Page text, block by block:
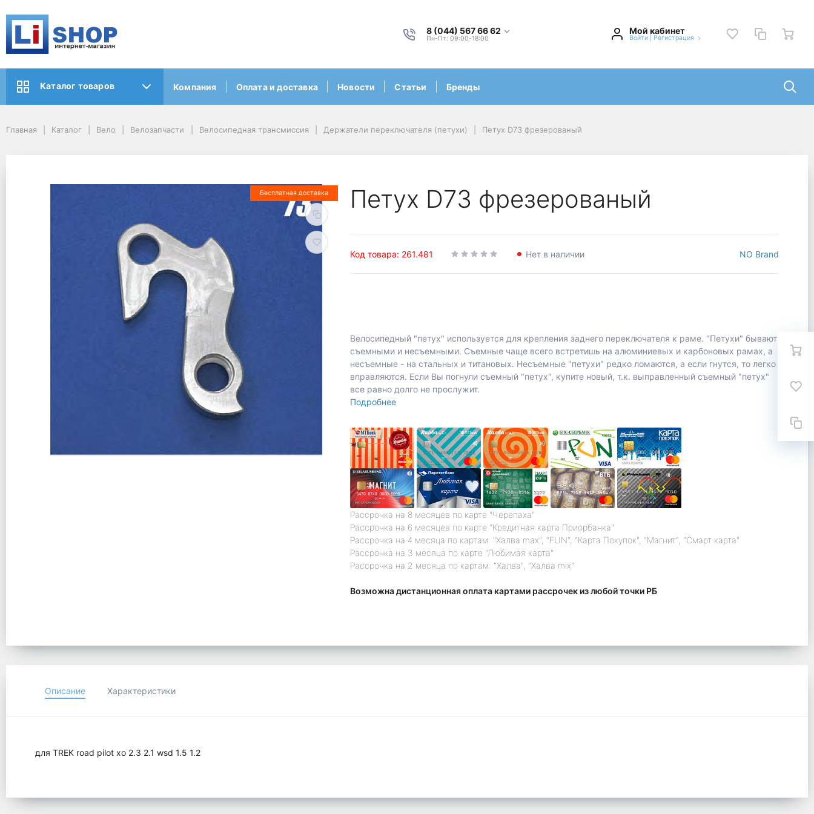
8 (044) 567 66 62
Пн-Пт: 09:00-18:00
Мой кабинет
Войти Регистрация
Каталог товаров Компания Оплата и доставка Новости Статьи Бренды
Главная Каталог Вело Велозапчасти Велосипедная трансмиссия Держатели переключателя (петухи) Петух D73 фрезерованый
Бесплатная доставка Петух D73 фрезерованый
Код товара: 261.481 Нет в наличии NO Brand
Велосипедный "петух" используется для крепления заднего переключателя к раме. "Петухи" бывают
съемными и несъемными. Съемные чаще всего встретишь на алюминиевых и карбоновых рамах, а
несъемные - на стальных и титановых. Несъемные "петухи" редко ломаются, а если гнутся, то легко
вправляются. Если Вы погнули съемный "петух", купите новый, т.к. выправленный съемный "петух"
все равно долго не прослужит.
Подробнее
Рассрочка на 8 месяцев по карте "Черепаха"
Рассрочка на 6 месяцев по карте "Кредитная карта Приорбанка"
Рассрочка на 4 месяца по картам: "Халва max", "FUN", "Карта Покупок", "Магнит", "Смарт карта"
Рассрочка на 3 месяца по карте "Любимая карта"
Рассрочка на 2 месяца по картам: "Халва", "Халва mix"
Возможна дистанционная оплата картами рассрочек из любой точки РБ
Описание Характеристики
для TREK road pilot xo 2.3 2.1 wsd 1.5 1.2